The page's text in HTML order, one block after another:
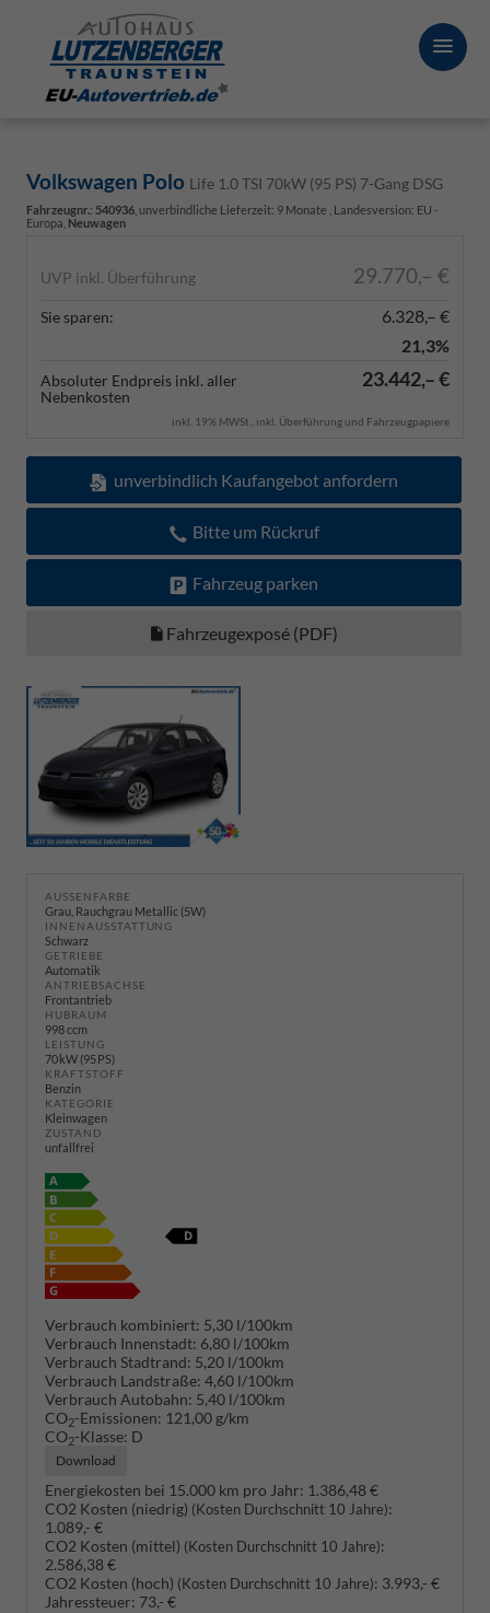
Volkswagen Polo Life 1.0 TSI 70kW (95 PS) 7-Gang DSG
Fahrzeugnr.: 540936 , unverbindliche Lieferzeit: 9 Monate , Landesversion: EU -
Europa, Neuwagen
UVP inkl. Überführung 29.770,– €
Sie sparen:
6.328,– €
21,3%
Absoluter Endpreis inkl. aller
Nebenkosten
23.442,– €
inkl. 19% MWSt., inkl. Überführung und Fahrzeugpapiere
unverbindlich Kaufangebot anfordern
Bitte um Rückruf
Fahrzeug parken
Fahrzeugexposé (PDF)
AUSSENFARBE
Grau, Rauchgrau Metallic (5W)
INNENAUSSTATTUNG
Schwarz
GETRIEBE
Automatik
ANTRIEBSACHSE
Frontantrieb
HUBRAUM
998 ccm
LEISTUNG
70 kW (95 PS)
KRAFTSTOFF
Benzin
KATEGORIE
Kleinwagen
ZUSTAND
unfallfrei
Verbrauch kombiniert: 5,30 l/100km
Verbrauch Innenstadt: 6,80 l/100km
Verbrauch Stadtrand: 5,20 l/100km
Verbrauch Landstraße: 4,60 l/100km
Verbrauch Autobahn: 5,40 l/100km
CO2-Emissionen: 121,00 g/km
CO2-Klasse: D
Download
Energiekosten bei 15.000 km pro Jahr: 1.386,48 €
CO2 Kosten (niedrig) (Kosten Durchschnitt 10 Jahre):
1.089,- €
CO2 Kosten (mittel) (Kosten Durchschnitt 10 Jahre):
2.586,38 €
CO2 Kosten (hoch) (Kosten Durchschnitt 10 Jahre): 3.993,- €
Jahressteuer: 73,- €